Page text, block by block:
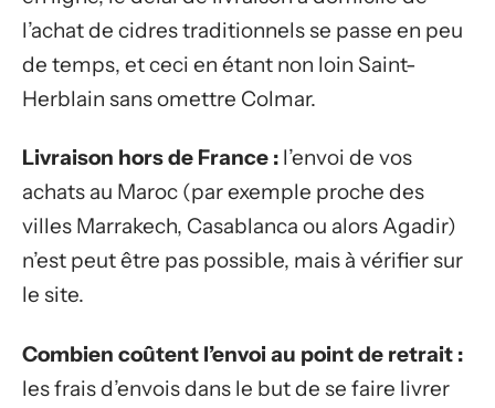
l’achat de cidres traditionnels se passe en peu
de temps, et ceci en étant non loin Saint-
Herblain sans omettre Colmar.
Livraison hors de France : l’envoi de vos
achats au Maroc (par exemple proche des
villes Marrakech, Casablanca ou alors Agadir)
n’est peut être pas possible, mais à vérifier sur
le site.
Combien coûtent l’envoi au point de retrait :
les frais d’envois dans le but de se faire livrer